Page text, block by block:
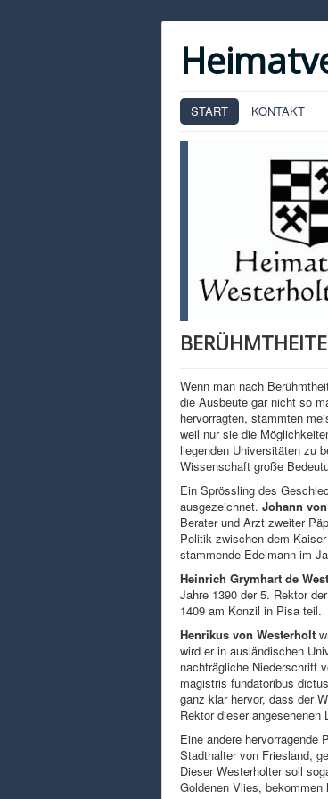
START KONTAKT
Wenn man nach
die Ausbeute gar nicht so
hervorragten, stammten
weil nur sie die
liegenden Universitäten zu
Wissenschaft große
Ein Sprössling des
ausgezeichnet. Johann
Berater und Arzt zweiter
Politik zwischen dem
stammende Edelmann im
Heinrich Grymhart de
Jahre 1390 der 5. Rektor
1409 am Konzil in Pisa teil.
Henrikus von Westerholt
wird er in ausländischen
nachträgliche Niederschrift
magistris fundatoribus
ganz klar hervor, dass der
Rektor dieser
Eine andere hervorragende
Stadthalter von Friesland,
Dieser Westerholter soll
Goldenen Vlies, bekommen